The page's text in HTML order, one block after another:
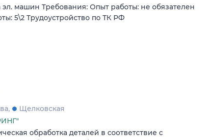
машин Требования: Опыт работы: не обязателен
5\2 Трудоустройство по ТК РФ
Щелковская
обработка деталей в соответствие с